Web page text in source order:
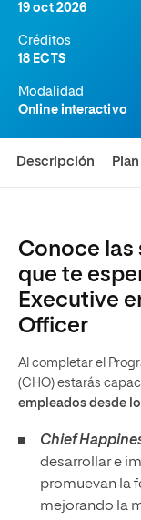
19 oct 2026
Créditos
18 ECTS
Modalidad
Online interactivo
Descripción
Conoce las
que te
Executive
Officer
Al completar el
(CHO) estarás
empleados desde
Chief
desarrollar e
promuevan la
mejorando la